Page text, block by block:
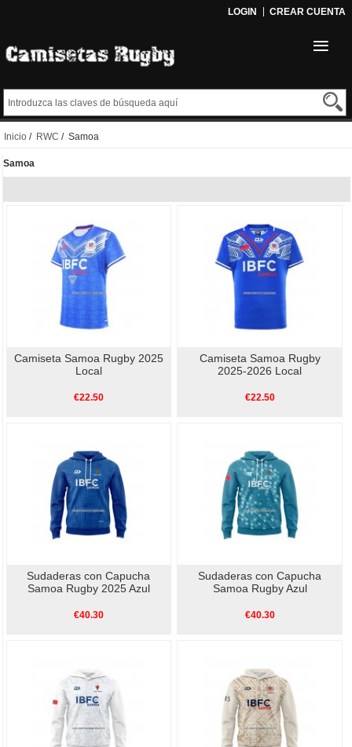
LOGIN CREAR CUENTA
Inicio / RWC / Samoa
Samoa
Camiseta Samoa Rugby 2025
Local
€22.50
Camiseta Samoa Rugby
2025-2026 Local
€22.50
Sudaderas con Capucha
Samoa Rugby 2025 Azul
€40.30
Sudaderas con Capucha
Samoa Rugby Azul
€40.30